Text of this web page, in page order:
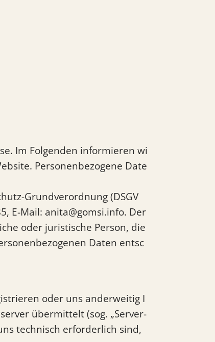
Im Folgenden informieren wi
Personenbezogene Date
Grundverordnung (DSGV
E-Mail: anita@gomsi.info. Der
oder juristische Person, die
Daten entsc
oder uns anderweitig I
übermittelt (sog. „Server-
technisch erforderlich sind,